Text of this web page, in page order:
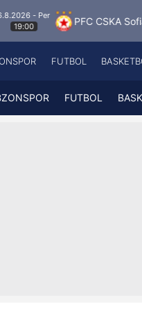
PFC CSKA Sofia FK
Fenerbahçe
Galatasaray
A
FUTBOL
FUTBOL